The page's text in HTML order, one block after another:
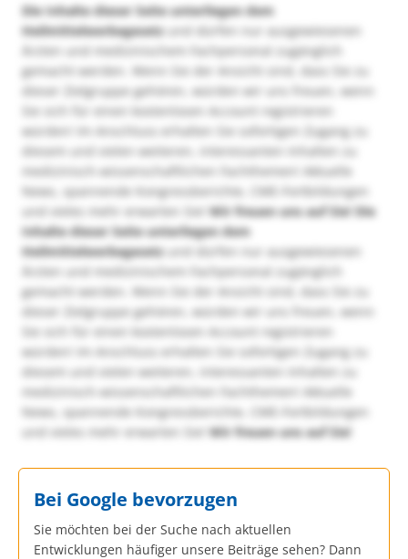
Die Inhalte dieser Seite unterliegen dem
Heilmittelwerbegesetzund dürfen nur ausgewiesenen
Ärzten und medizinischem Fachpersonal zugänglich
gemacht werden. Wenn Sie der Ansicht sind, dass Sie zu
dieser Zielgruppe gehören, würden wir uns freuen, wenn
Sie sich für einen kostenlosen Account registrieren
würden! Im Anschluss erhalten Sie sofortigen Zugang zu
diesem und vielen weiteren, interessanten Inhalten zu
medizinisch-wissenschaftlichen Fachthemen! Aktuelle
News, spannende Kongressberichte, CME-Fortbildungen
und vieles mehr erwarten Sie!Wir freuen uns auf Sie! Die
Inhalte dieser Seite unterliegen dem
Heilmittelwerbegesetzund dürfen nur ausgewiesenen
Ärzten und medizinischem Fachpersonal zugänglich
gemacht werden. Wenn Sie der Ansicht sind, dass Sie zu
dieser Zielgruppe gehören, würden wir uns freuen, wenn
Sie sich für einen kostenlosen Account registrieren
würden! Im Anschluss erhalten Sie sofortigen Zugang zu
diesem und vielen weiteren, interessanten Inhalten zu
medizinisch-wissenschaftlichen Fachthemen! Aktuelle
News, spannende Kongressberichte, CME-Fortbildungen
und vieles mehr erwarten Sie!Wir freuen uns auf Sie!
Bei Google bevorzugen
Sie möchten bei der Suche nach aktuellen
Entwicklungen häufiger unsere Beiträge sehen? Dann